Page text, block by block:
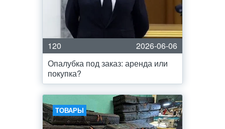
120
2026-06-06
Опалубка под заказ: аренда или
покупка?
ТОВАРЫ